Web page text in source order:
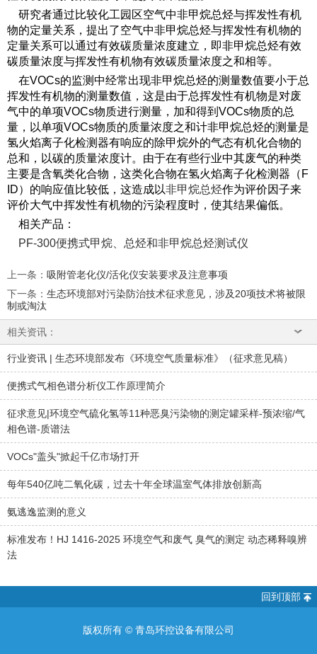
研究者通过比较化工园区空气中非甲烷总烃与挥发性有机
物的定量关系，提出了空气中非甲烷总烃与挥发性有机物的
定量关系可以通过有效碳质量浓度建立，即非甲烷总烃有效
碳质量浓度与挥发性有机物有效碳质量浓度之和相等。
在VOCs的监测中经常出现非甲烷总烃的测量数值要小于总
挥发性有机物的测量数值，这是由于总挥发性有机物是对废
气中的单项VOCs物质进行测量，加和得到VOCs物质的总
量，以单项VOCs物质的质量浓度之和计非甲烷总烃的测量是
氢火焰离子化检测器有响应的除甲烷外的气态有机化合物的
总和，以碳的质量浓度计。由于在有些行业中其废气的种类
主要是含氧类化合物，这类化合物在氢火焰离子化检测器（F
ID）的响应值比较低，这造成以非甲烷总烃作为评价因子来
评价大气中挥发性有机物的污染程度时，使其结果偏低。
相关产品：
PF-300便携式甲烷、总烃和非甲烷总烃测试仪
上一条 ： 吸附管老化仪/活化仪安装要求及注意事项
下一条 ： 生态环境部对污染防治技术征求意见，涉及20项技术将被限
制或淘汰
相关资讯：
行业资讯 | 生态环境部发布《环境空气质量标准》（征求意见稿）
便携式气相色谱分析仪工作原理简介
征求意见|环境空气硫化氢等11种恶臭污染物的测定罐采样-预浓缩/气
相色谱-质谱法
VOCs"盖头"掀起千亿市场打开
每年540亿吨二氧化碳，过去十年全球温室气体排放创新高
氨逃逸监测的意义
标准发布！HJ 1416-2025 环境空气和废气 臭气的测定 动态稀释嗅辨
法
回到顶部
版权所有 © 青岛环控设备有限公司